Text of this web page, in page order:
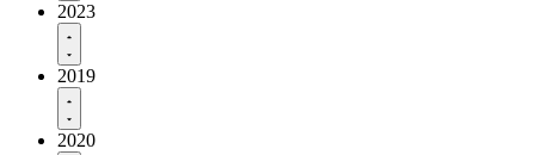
2023
2019
2020